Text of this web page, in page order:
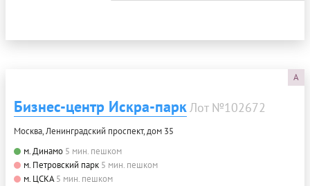
A
Бизнес-центр Искра-паркЛот №102672
Москва, Ленинградский проспект, дом 35
м. Динамо 5 мин. пешком
м. Петровский парк 5 мин. пешком
м. ЦСКА 5 мин. пешком